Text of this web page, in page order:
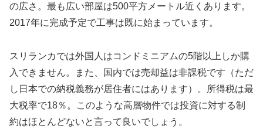
の広さ。最も広い部屋は500平方メートル近くあります。
2017年に完成予定で工事は既に始まっています。
スリランカでは外国人はコンドミニアムの5階以上しか購
入できません。また、国内では売却益は非課税です（ただ
し日本での納税義務が居住者にはあります）。所得税は最
大税率で18％。このような高層物件では投資に対する制
約はほとんどないと言って良いでしょう。